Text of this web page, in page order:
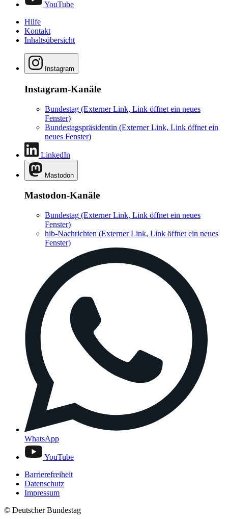
YouTube
Hilfe
Kontakt
Inhaltsübersicht
Instagram
Instagram-Kanäle
Bundestag (Externer Link, Link öffnet ein neues
Fenster)
Bundestagspräsidentin (Externer Link, Link öffnet ein
neues Fenster)
LinkedIn
Mastodon
Mastodon-Kanäle
Bundestag (Externer Link, Link öffnet ein neues
Fenster)
hib-Nachrichten (Externer Link, Link öffnet ein neues
Fenster)
WhatsApp
YouTube
Barrierefreiheit
Datenschutz
Impressum
© Deutscher Bundestag